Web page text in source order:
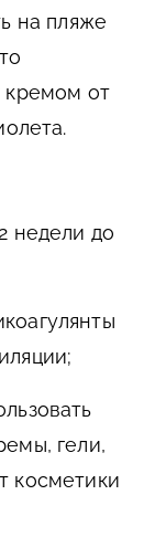
на пляже
кремом от
недели до
гели,
косметики